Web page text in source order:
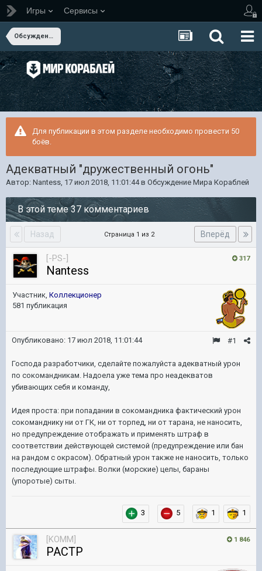
Игры Сервисы
Обсуждение Мира Кораблей
Для публикации в этом разделе необходимо провести 50
боёв.
Адекватный "дружественный огонь"
Автор: Nantess, 17 июл 2018, 11:01:44в Обсуждение Мира Кораблей
В этой теме 37 комментариев
Назад Вперёд
Страница 1 из 2
317
[-PS-]
Nantess
Участник, Коллекционер
581 публикация
#1
Опубликовано: 17 июл 2018, 11:01:44
Господа разработчики, сделайте пожалуйста адекватный урон
по сокомандникам. Надоела уже тема про неадекватов
убивающих себя и команду,
Идея проста: при попадании в сокомандника фактический урон
сокоманднику ни от ГК, ни от торпед, ни от тарана, не наносить,
но предупреждение отображать и применять штраф в
соответствии действующей системой (предупреждение или бан
на рандом с окрасом). Обратный урон также не наносить, только
последующие штрафы. Волки (морские) целы, бараны
(упоротые) сыты.
3 5 1 1
1 846
[KOMM]
PACTP